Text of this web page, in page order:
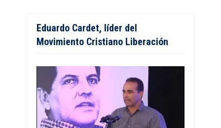
Eduardo Cardet, líder del
Movimiento Cristiano Liberación